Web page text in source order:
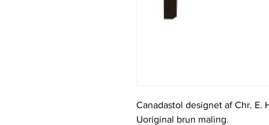
Canadastol designet af Chr. E.
Uoriginal brun maling.